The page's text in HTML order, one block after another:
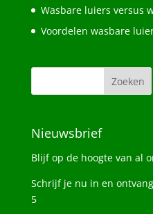
Wasbare luiers versus
Voordelen wasbare
Nieuwsbrief
Blijf op de hoogte van al
Schrijf je nu in en
5